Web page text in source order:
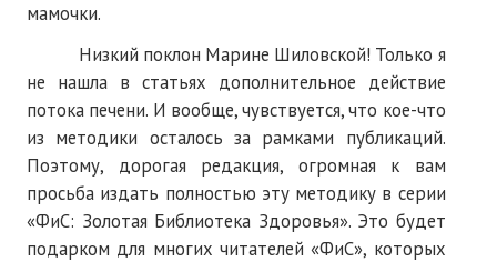
мамочки.
Низкий поклон Марине Шиловской! Только я
не нашла в статьях дополнительное действие
потока печени. И вообще, чувствуется, что кое-что
из методики осталось за рамками публикаций.
Поэтому, дорогая редакция, огромная к вам
просьба издать полностью эту методику в серии
«ФиС: Золотая Библиотека Здоровья». Это будет
подарком для многих читателей «ФиС», которых